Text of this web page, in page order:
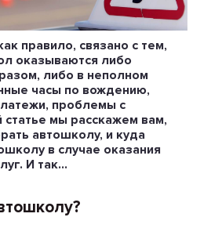
правило, связано с тем,
оказываются либо
либо в неполном
часы по вождению,
проблемы с
статье мы расскажем вам,
автошколу, и куда
в случае оказания
И так…